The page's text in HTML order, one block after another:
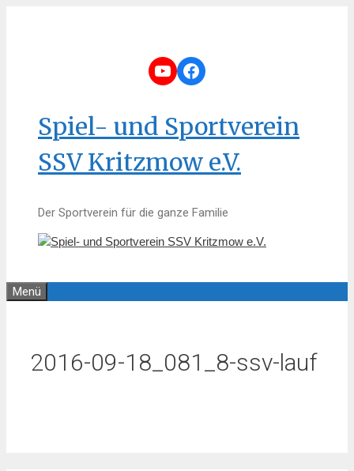
YouTube
Facebook
Spiel- und Sportverein
SSV Kritzmow e.V.
Der Sportverein für die ganze Familie
Menü
2016-09-18_081_8-ssv-lauf